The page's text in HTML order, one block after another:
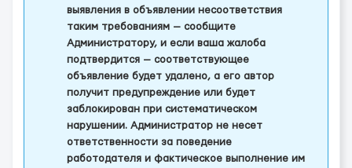
выявления в объявлении несоответствия
таким требованиям — сообщите
Администратору, и если ваша жалоба
подтвердится — соответствующее
объявление будет удалено, а его автор
получит предупреждение или будет
заблокирован при систематическом
нарушении. Администратор не несет
ответственности за поведение
работодателя и фактическое выполнение им